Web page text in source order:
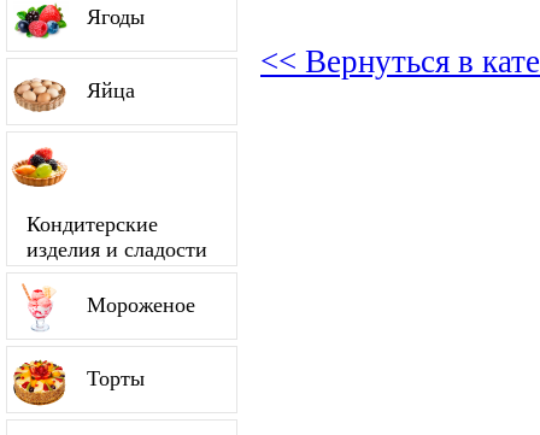
Ягоды
Яйца
Кондитерские
изделия и сладости
Мороженое
Торты
<< Вернуться в